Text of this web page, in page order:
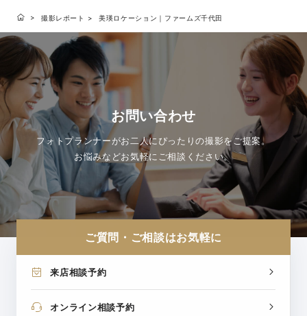
撮影レポート 美瑛ロケーション｜ファームズ千代田
お問い合わせ
フォトプランナーがお二人にぴったりの撮影をご提案。
お悩みなどお気軽にご相談ください。
ご質問・ご相談はお気軽に
来店相談予約
オンライン相談予約